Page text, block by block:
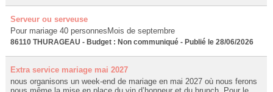
Serveur ou serveuse
Pour mariage 40 personnesMois de septembre
86110 THURAGEAU - Budget : Non communiqué - Publié le 28/06/2026
Extra service mariage mai 2027
nous organisons un week-end de mariage en mai 2027 où nous ferons